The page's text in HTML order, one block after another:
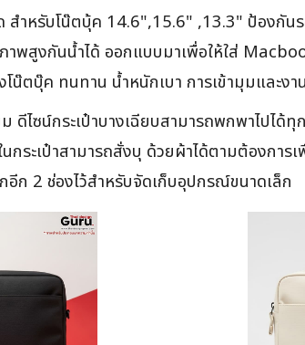
ำหรับโน๊ตบุ้ค 14.6",15.6" ,13.3" ป้องกัน
พสูงกันน้ำได้ ออกแบบมาเพื่อให้ใส่
ตบุ๊ค ทนทาน น้ำหนักเบา การเข้ามุมและง
ซน์กระเป๋าบางเฉียบสามารถพกพาไปได้ทุ
ระเป๋าสามารถสั่งบุ ด้วยผ้าได้ตามต้องกา
ก 2 ช่องไว้สำหรับจัดเก็บอุปกรณ์ขนาดเล็ก